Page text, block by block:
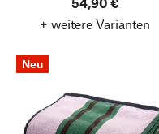
+ weitere Varianten
Neu